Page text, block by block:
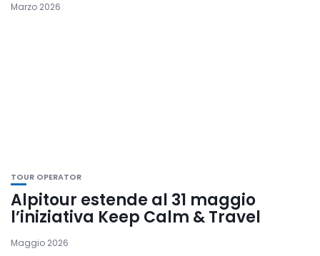
Marzo 2026
TOUR OPERATOR
Alpitour estende al 31 maggio
l’iniziativa Keep Calm & Travel
Maggio 2026